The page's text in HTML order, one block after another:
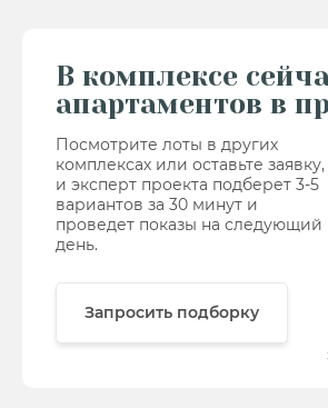
В комплексе
апартаментов в
Посмотрите лоты в других
комплексах или оставьте заявку,
и эксперт проекта подберет 3-5
вариантов за 30 минут и
проведет показы на следующий
день.
Запросить подборку